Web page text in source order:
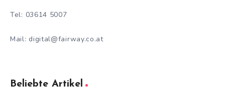
Tel: 03614 5007
Mail: digital@fairway.co.at
Beliebte Artikel